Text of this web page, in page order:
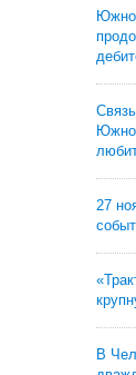
27
В